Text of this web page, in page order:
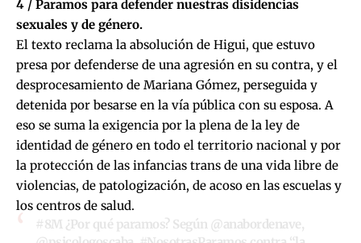
4 / Paramos para defender nuestras disidencias
sexuales y de género.
El texto reclama la absolución de Higui, que estuvo
presa por defenderse de una agresión en su contra, y el
desprocesamiento de Mariana Gómez, perseguida y
detenida por besarse en la vía pública con su esposa. A
eso se suma la exigencia por la plena de la ley de
identidad de género en todo el territorio nacional y por
la protección de las infancias trans de una vida libre de
violencias, de patologización, de acoso en las escuelas y
los centros de salud.
#8M¿Por qué paramos? Según @anabordenave,